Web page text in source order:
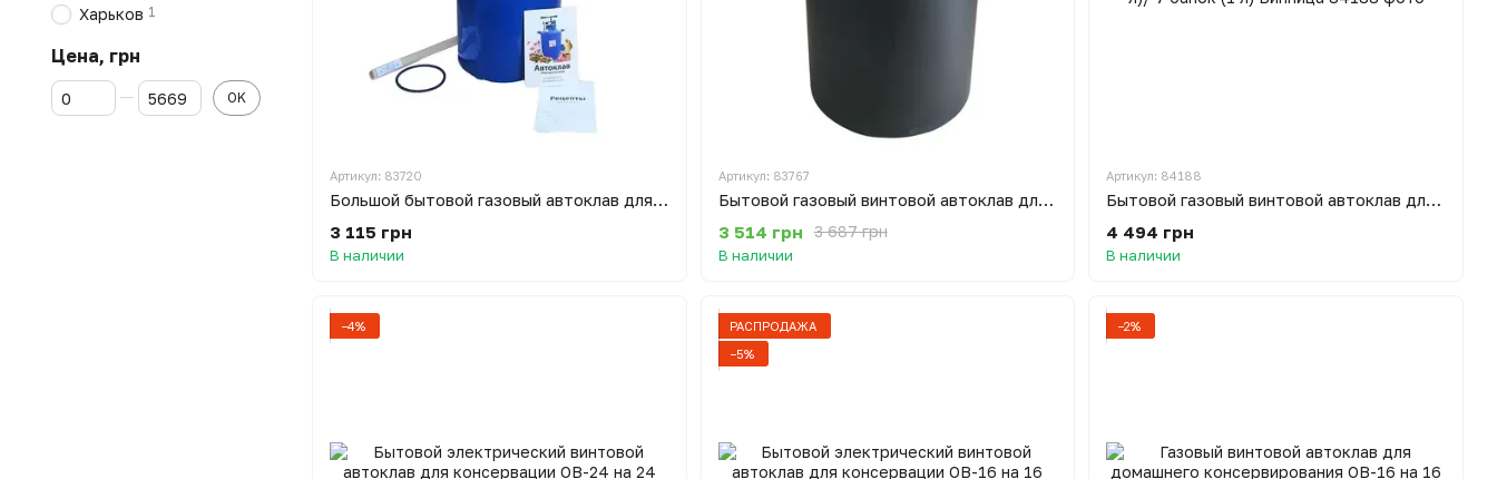
Артикул: 83720
Большой бытовой газовый автоклав для консервации U1020 30л на 20 банок (0.5л)/10 банок (1 л) Харьков
3 115 грн
В наличии
Артикул: 83767
Бытовой газовый винтовой автоклав для консервации ОВ-24 на 24 банки (0.5 л)/10 банок (1 л) Харьков
3 687 грн
3 514 грн
В наличии
Артикул: 84188
Бытовой газовый винтовой автоклав для консервации Лан-16 на 16 банок (0.5 л)/ 7 банок (1 л) Винница
4 494 грн
В наличии
−4%
РАСПРОДАЖА
−5%
−2%
Харьков 1
Цена, грн
От Цена, грн
До Цена, грн OK